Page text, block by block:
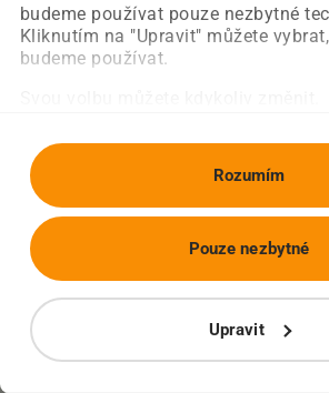
budeme používat pouze nezbytné
Kliknutím na "Upravit" můžete
budeme používat.
Rozumím
Upravit
Pouze nezbytné
Obnovit stránku